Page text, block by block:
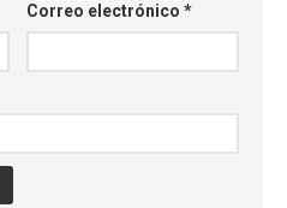
Correo electrónico*